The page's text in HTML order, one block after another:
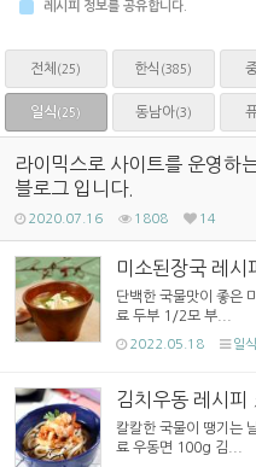
레시피 정보를 공유합니다.
전체 (25) 한식 (385)
일식 (25) 동남아(3)
라이믹스로 사이트를 운영하
블로그 입니다.
2020.07.16 1808 14
미소된장국 레시
단백한 국물맛이 좋은
료 두부 1/2모 부...
2022.05.18 일식
김치우동 레시피
칼칼한 국물이 땡기는
료 우동면 100g 김...